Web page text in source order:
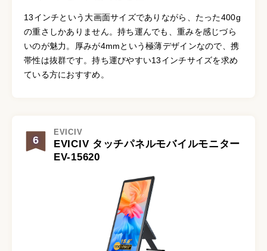
13インチという大画面サイズでありながら、たった400g
の重さしかありません。持ち運んでも、重みを感じづら
いのが魅力。厚みが4mmという極薄デザインなので、携
帯性は抜群です。持ち運びやすい13インチサイズを求め
ている方におすすめ。
6
EVICIV
EVICIV タッチパネルモバイルモニター
‎EV-15620